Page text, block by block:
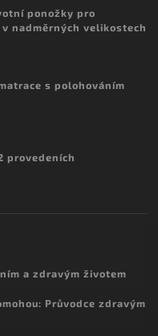
ponožky pro
nadměrných velikostech
s polohováním
provedeních
a zdravým životem
Průvodce zdravým